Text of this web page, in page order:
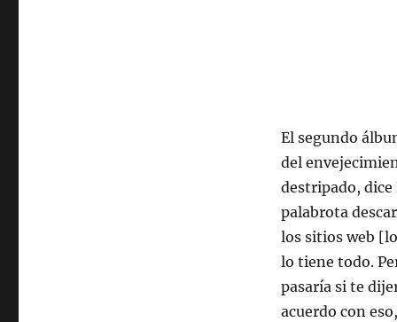
El segundo
del
destripado,
palabrota
los sitios web
lo tiene todo.
pasaría si te
acuerdo con